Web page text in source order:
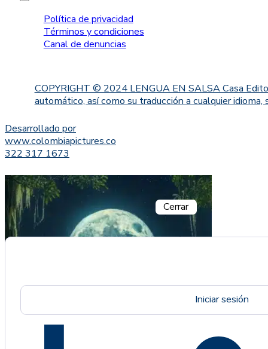
Política de privacidad
Términos y condiciones
Canal de denuncias
COPYRIGHT © 2024 LENGUA EN SALSA Casa
automático, así como su traducción a cualquier
Desarrollado por
www.colombiapictures.co
322 317 1673
Cerrar
Iniciar sesión